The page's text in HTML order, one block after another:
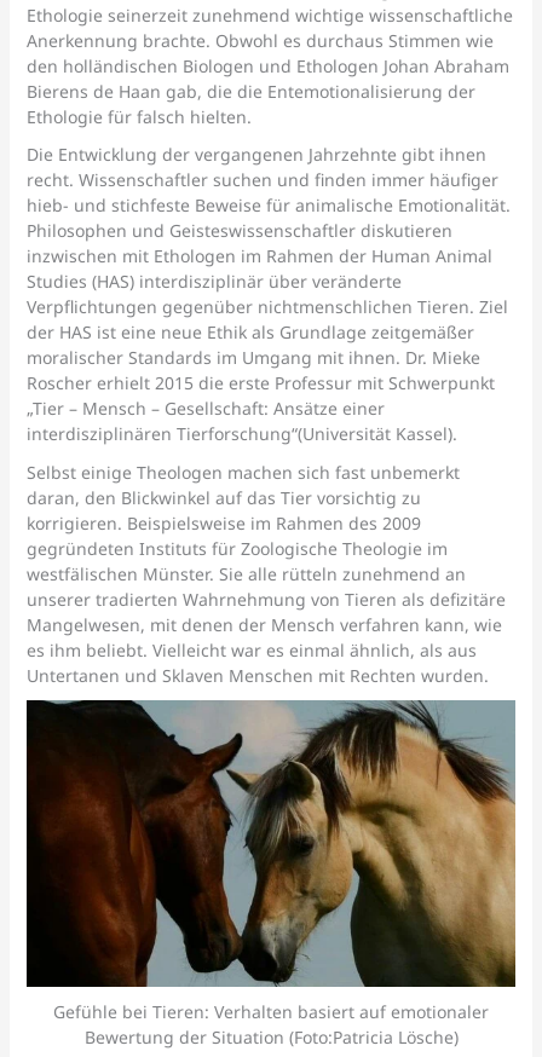
Ethologie seinerzeit zunehmend wichtige wissenschaftliche
Anerkennung brachte. Obwohl es durchaus Stimmen wie
den holländischen Biologen und Ethologen Johan Abraham
Bierens de Haan gab, die die Entemotionalisierung der
Ethologie für falsch hielten.
Die Entwicklung der vergangenen Jahrzehnte gibt ihnen
recht. Wissenschaftler suchen und finden immer häufiger
hieb- und stichfeste Beweise für animalische Emotionalität.
Philosophen und Geisteswissenschaftler diskutieren
inzwischen mit Ethologen im Rahmen der Human Animal
Studies (HAS) interdisziplinär über veränderte
Verpflichtungen gegenüber nichtmenschlichen Tieren. Ziel
der HAS ist eine neue Ethik als Grundlage zeitgemäßer
moralischer Standards im Umgang mit ihnen. Dr. Mieke
Roscher erhielt 2015 die erste Professur mit Schwerpunkt
„Tier – Mensch – Gesellschaft: Ansätze einer
interdisziplinären Tierforschung“(Universität Kassel).
Selbst einige Theologen machen sich fast unbemerkt
daran, den Blickwinkel auf das Tier vorsichtig zu
korrigieren. Beispielsweise im Rahmen des 2009
gegründeten Instituts für Zoologische Theologie im
westfälischen Münster. Sie alle rütteln zunehmend an
unserer tradierten Wahrnehmung von Tieren als defizitäre
Mangelwesen, mit denen der Mensch verfahren kann, wie
es ihm beliebt. Vielleicht war es einmal ähnlich, als aus
Untertanen und Sklaven Menschen mit Rechten wurden.
Gefühle bei Tieren: Verhalten basiert auf emotionaler
Bewertung der Situation (Foto:Patricia Lösche)